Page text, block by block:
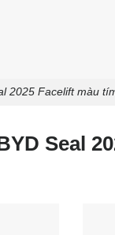
2025 Facelift màu
Seal